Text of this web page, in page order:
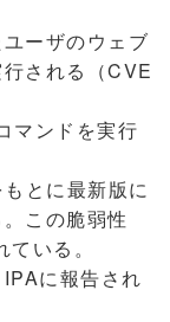
ーザのウェブ
される（CVE
マンドを実行
とに最新版に
この脆弱性
いる。
に報告され